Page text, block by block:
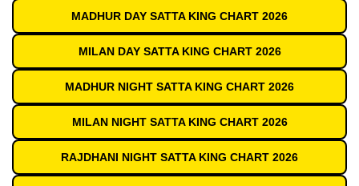
MADHUR DAY SATTA KING CHART 2026
MILAN DAY SATTA KING CHART 2026
MADHUR NIGHT SATTA KING CHART 2026
MILAN NIGHT SATTA KING CHART 2026
RAJDHANI NIGHT SATTA KING CHART 2026